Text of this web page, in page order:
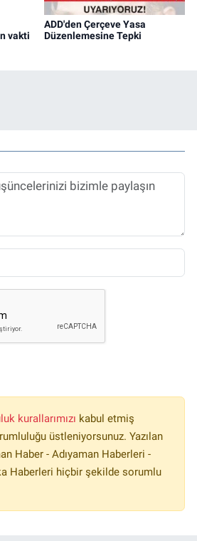
vakti
ADD'den Çerçeve Yasa
Düzenlemesine Tepki
kurallarımızı kabul etmiş
üstleniyorsunuz. Yazılan
Haber - Adıyaman Haberleri -
Haberleri hiçbir şekilde sorumlu